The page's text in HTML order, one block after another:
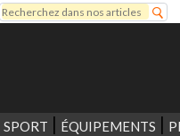
Formulaire de recherche
Rechercher
SPORT ÉQUIPEMENTS